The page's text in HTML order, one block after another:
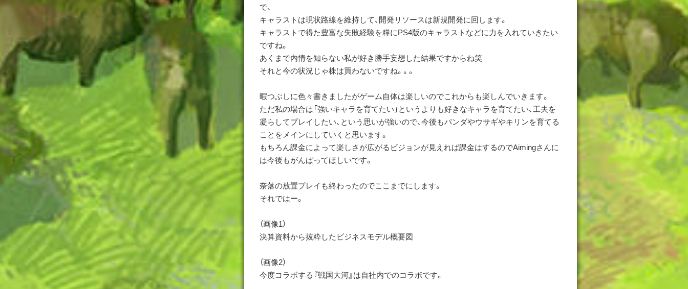
で、
キャラストは現状路線を維持して、開発リソースは新規開発に回します。
キャラストで得た豊富な失敗経験を糧にPS4版のキャラストなどに力を入れていきたい
ですね。
あくまで内情を知らない私が好き勝手妄想した結果ですからね笑
それと今の状況じゃ株は買わないですね。。。
暇つぶしに色々書きましたがゲーム自体は楽しいのでこれからも楽しんでいきます。
ただ私の場合は「強いキャラを育てたい」というよりも好きなキャラを育てたい、工夫を
凝らしてプレイしたい、という思いが強いので、今後もパンダやウサギやキリンを育てる
ことをメインにしていくと思います。
もちろん課金によって楽しさが広がるビジョンが見えれば課金はするのでAimingさんに
は今後もがんばってほしいです。
奈落の放置プレイも終わったのでここまでにします。
それではー。
（画像1）
決算資料から抜粋したビジネスモデル概要図
（画像2）
今度コラボする『戦国大河』は自社内でのコラボです。